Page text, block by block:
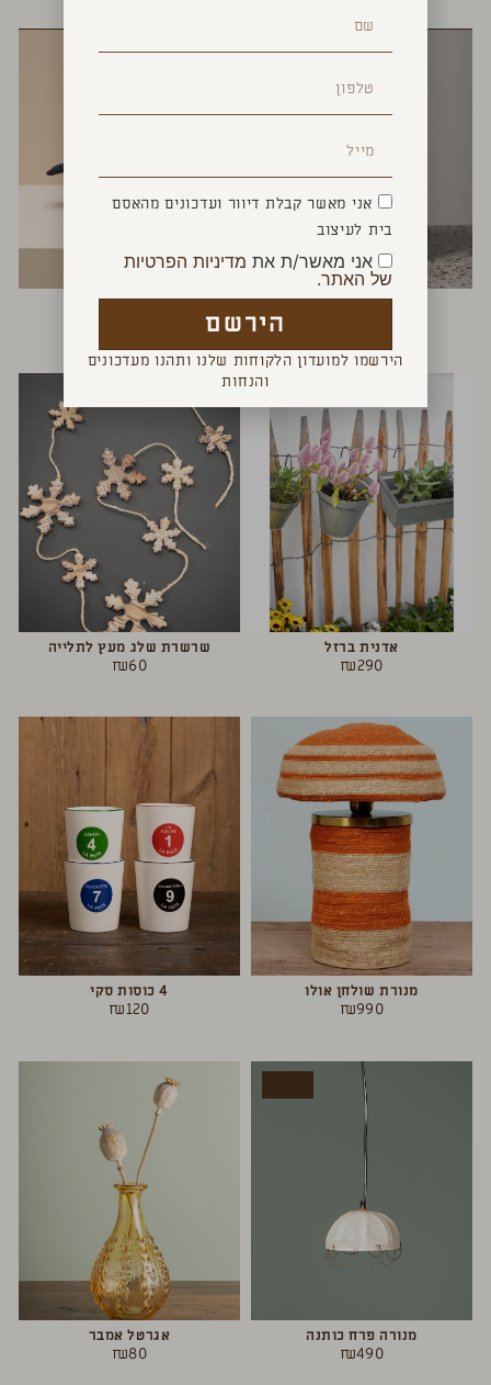
עציץ דג לבן בובת ציפור
אדנית ברזל
₪290
שרשרת שלג מעץ לתלייה
₪60
מנורת שולחן אולו
₪990
4 כוסות סקי
₪120
מנורה פרח כותנה
₪490
אגרטל אמבר
₪80
אני מאשר קבלת דיוור ועדכונים מהאסם
בית לעיצוב
אני מאשר/ת את מדיניות הפרטיות
של האתר.
הירשם
הירשמו למועדון הלקוחות שלנו ותהנו מעדכונים
והנחות